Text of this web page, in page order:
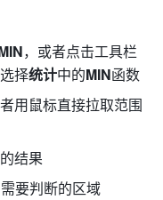
，或者点击工具栏
择统计中的MIN函数
结果
要判断的区域